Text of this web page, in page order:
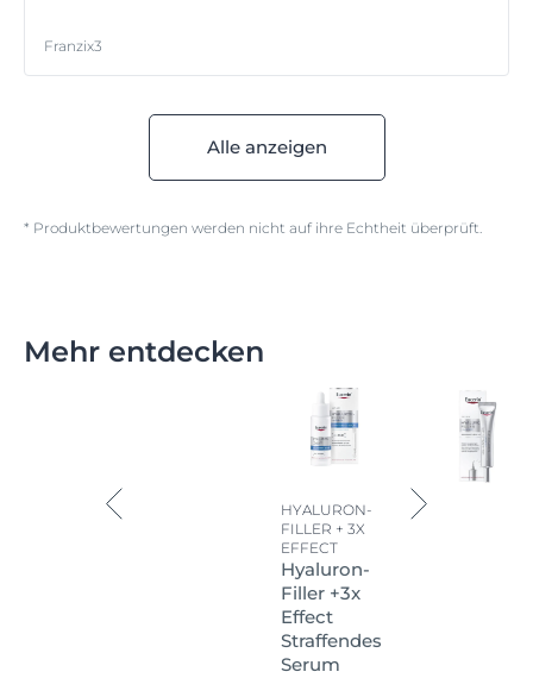
Franzix3
Alle anzeigen
* Produktbewertungen werden nicht auf ihre Echtheit überprüft.
Mehr entdecken
HYALURON-
FILLER + 3X
EFFECT
Hyaluron-
Filler +3x
Effect
Straffendes
Serum